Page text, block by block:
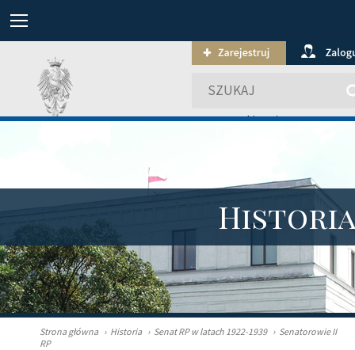
wyszukiwanie
Strona główna › Historia › Senat RP w latach 1922-1939 › Senatorowie II
RP